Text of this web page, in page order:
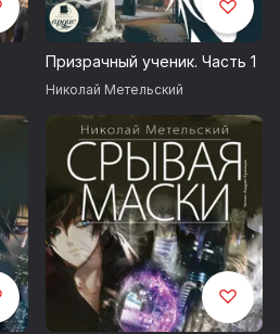
Призрачный ученик. Часть 1
Николай Метельский